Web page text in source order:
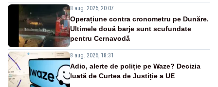
8 aug. 2026, 20:07
Operațiune contra cronometru pe Dunăre.
Ultimele două barje sunt scufundate
pentru Cernavodă
8 aug. 2026, 18:31
Adio, alerte de poliție pe Waze? Decizia
luată de Curtea de Justiție a UE